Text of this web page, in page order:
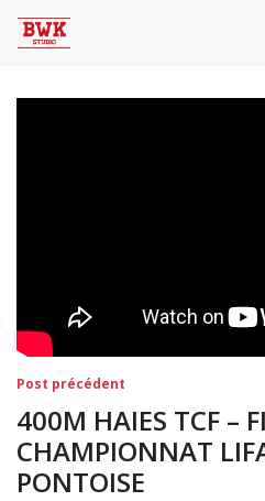
Eaubonne 2019
Navigation
de
l’article
Post précédent
400M HAIES TCF –
CHAMPIONNAT
PONTOISE